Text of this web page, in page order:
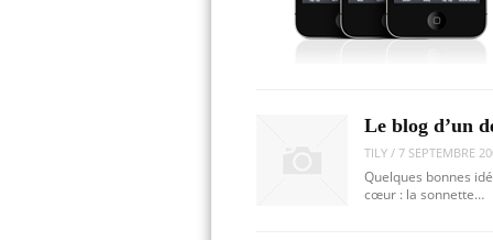
Le blog d’un
TILY /7 SEPTEMBRE
Quelques bonnes
cœur : la sonnette…